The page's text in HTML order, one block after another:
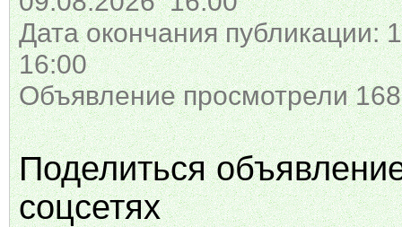
Дата окончания публикации:
16:00
Объявление просмотрели
Поделиться
соцсетях